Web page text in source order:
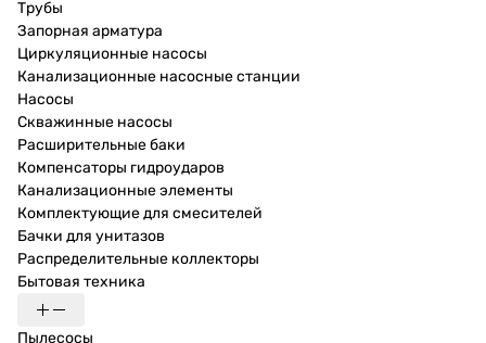
Трубы
Запорная арматура
Циркуляционные насосы
Канализационные насосные станции
Насосы
Скважинные насосы
Расширительные баки
Компенсаторы гидроударов
Канализационные элементы
Комплектующие для смесителей
Бачки для унитазов
Распределительные коллекторы
Бытовая техника
Пылесосы